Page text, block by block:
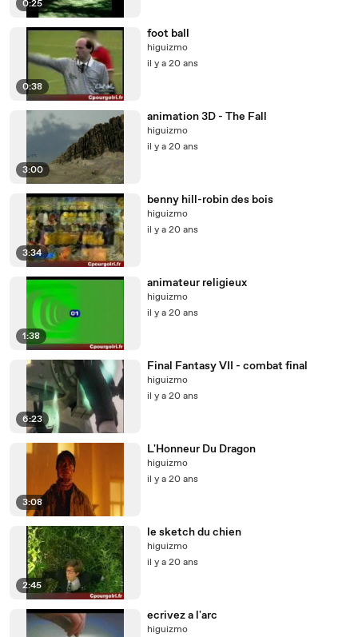
0:25
0:38
foot ball
higuizmo
il y a 20 ans
3:00
animation 3D - The Fall
higuizmo
il y a 20 ans
3:34
benny hill-robin des bois
higuizmo
il y a 20 ans
1:38
animateur religieux
higuizmo
il y a 20 ans
6:23
Final Fantasy VII - combat final
higuizmo
il y a 20 ans
3:08
L'Honneur Du Dragon
higuizmo
il y a 20 ans
2:45
le sketch du chien
higuizmo
il y a 20 ans
ecrivez a l'arc
higuizmo